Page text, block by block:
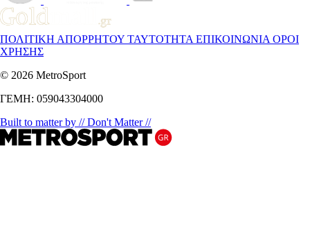
ΠΟΛΙΤΙΚΗ ΑΠΟΡΡΗΤΟΥ ΤΑΥΤΟΤΗΤΑ ΕΠΙΚΟΙΝΩΝΙΑ ΟΡΟΙ
ΧΡΗΣΗΣ
© 2026 MetroSport
ΓΕΜΗ: 059043304000
Built to matter by // Don't Matter //